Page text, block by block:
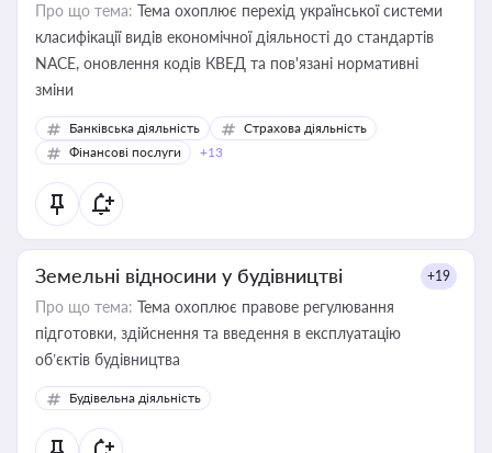
Про що тема: Тема охоплює перехід української системи
класифікації видів економічної діяльності до стандартів
NACE, оновлення кодів КВЕД та пов'язані нормативні
зміни
Банківська діяльність
Страхова діяльність
Фінансові послуги
+13
Земельні відносини у будівництві +19
Про що тема: Тема охоплює правове регулювання
підготовки, здійснення та введення в експлуатацію
об’єктів будівництва
Будівельна діяльність